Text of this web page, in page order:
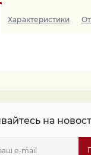
Характеристики
на